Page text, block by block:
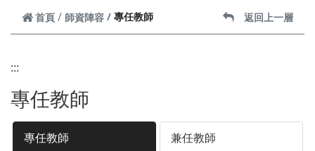
首頁 師資陣容 專任教師 返回上一層
:::
專任教師
專任教師 兼任教師